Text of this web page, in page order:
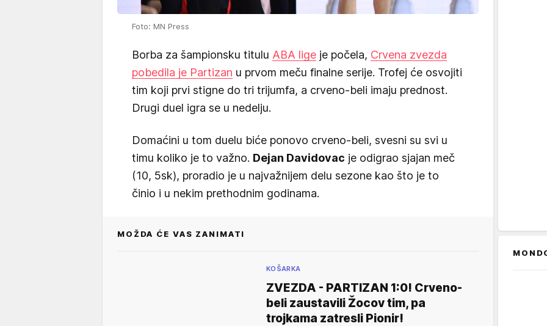
Foto: MN Press
Borba za šampionsku titulu ABA lige je počela, Crvena zvezda
pobedila je Partizan u prvom meču finalne serije. Trofej će osvojiti
tim koji prvi stigne do tri trijumfa, a crveno-beli imaju prednost.
Drugi duel igra se u nedelju.
Domaćini u tom duelu biće ponovo crveno-beli, svesni su svi u
timu koliko je to važno. Dejan Davidovac je odigrao sjajan meč
(10, 5sk), proradio je u najvažnijem delu sezone kao što je to
činio i u nekim prethodnim godinama.
MOŽDA ĆE VAS ZANIMATI
KOŠARKA
ZVEZDA - PARTIZAN 1:0! Crveno-
beli zaustavili Žocov tim, pa
trojkama zatresli Pionir!